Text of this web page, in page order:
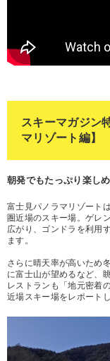
スキーマガジン
マリゾート編】
朝発でもたっぷり楽し
富士見パノラマリゾート
圏近場のスキー場。ゲレ
広がり、ゴンドラを利用
ます。
さらに晴天率が高いため
に富士山が望めるなど、
レストランも「地元密着
近場スキー場をレポートし